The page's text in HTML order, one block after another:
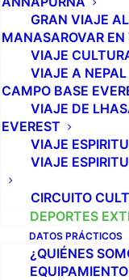
GRAN VIAJE
MANASAROVAR EN
VIAJE
VIAJE A
CAMPO BASE
VIAJE DE
EVEREST
VIAJE
VIAJE
CIRCUITO
DEPORTES
DATOS PRÁCTICOS
¿QUIÉNES